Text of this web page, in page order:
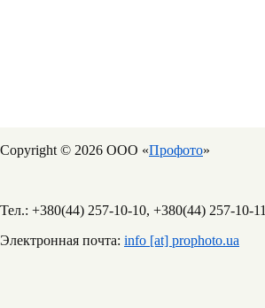
Copyright © 2026 ООО «Профото»
Тел.: +380(44) 257-10-10, +380(44) 257-10-11
Электронная почта: info [at] prophoto.ua